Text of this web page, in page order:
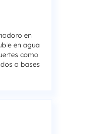
en
en agua
como
o bases